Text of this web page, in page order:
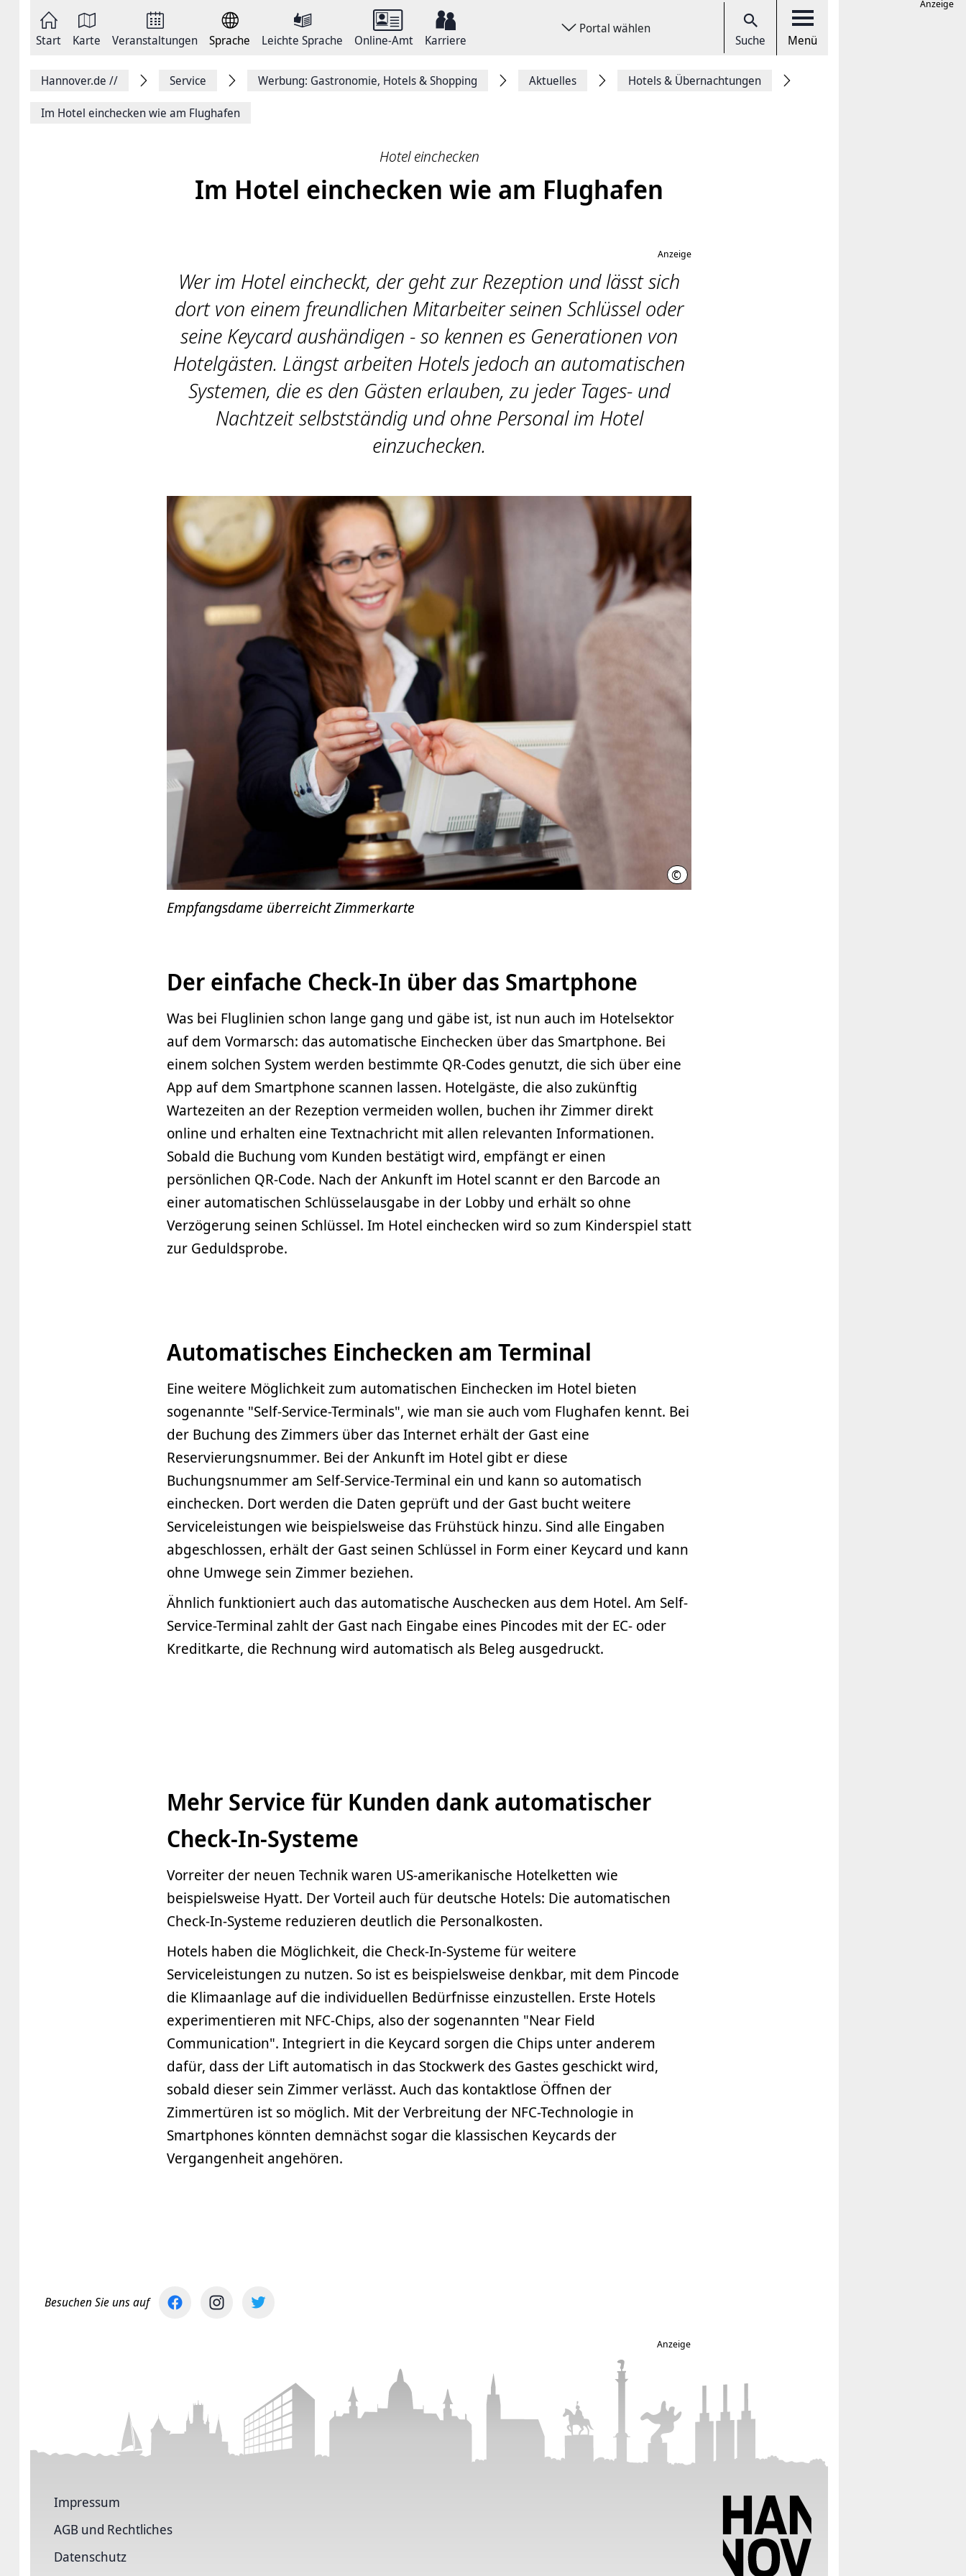
springen
Start Karte Veranstaltungen Sprache Leichte Sprache Online-Amt Karriere
Portal wählen
Suche Menü
FacebookHannover.de // Service Werbung: Gastronomie, Hotels & Shopping Aktuelles Hotels & Übernachtungen
Im Hotel einchecken wie am Flughafen
Hotel einchecken
Im Hotel einchecken wie am Flughafen
Anzeige
Wer im Hotel eincheckt, der geht zur Rezeption und lässt sich
dort von einem freundlichen Mitarbeiter seinen Schlüssel oder
seine Keycard aushändigen - so kennen es Generationen von
Hotelgästen. Längst arbeiten Hotels jedoch an automatischen
Systemen, die es den Gästen erlauben, zu jeder Tages- und
Nachtzeit selbstständig und ohne Personal im Hotel
einzuchecken.
© contrastwerkstatt - Fotolia.com
Empfangsdame überreicht Zimmerkarte
Der einfache Check-In über das Smartphone
Was bei Fluglinien schon lange gang und gäbe ist, ist nun auch im Hotelsektor
auf dem Vormarsch: das automatische Einchecken über das Smartphone. Bei
einem solchen System werden bestimmte QR-Codes genutzt, die sich über eine
App auf dem Smartphone scannen lassen. Hotelgäste, die also zukünftig
Wartezeiten an der Rezeption vermeiden wollen, buchen ihr Zimmer direkt
online und erhalten eine Textnachricht mit allen relevanten Informationen.
Sobald die Buchung vom Kunden bestätigt wird, empfängt er einen
persönlichen QR-Code. Nach der Ankunft im Hotel scannt er den Barcode an
einer automatischen Schlüsselausgabe in der Lobby und erhält so ohne
Verzögerung seinen Schlüssel. Im Hotel einchecken wird so zum Kinderspiel statt
zur Geduldsprobe.
Automatisches Einchecken am Terminal
Eine weitere Möglichkeit zum automatischen Einchecken im Hotel bieten
sogenannte "Self-Service-Terminals", wie man sie auch vom Flughafen kennt. Bei
der Buchung des Zimmers über das Internet erhält der Gast eine
Reservierungsnummer. Bei der Ankunft im Hotel gibt er diese
Buchungsnummer am Self-Service-Terminal ein und kann so automatisch
einchecken. Dort werden die Daten geprüft und der Gast bucht weitere
Serviceleistungen wie beispielsweise das Frühstück hinzu. Sind alle Eingaben
abgeschlossen, erhält der Gast seinen Schlüssel in Form einer Keycard und kann
ohne Umwege sein Zimmer beziehen.
Ähnlich funktioniert auch das automatische Auschecken aus dem Hotel. Am Self-
Service-Terminal zahlt der Gast nach Eingabe eines Pincodes mit der EC- oder
Kreditkarte, die Rechnung wird automatisch als Beleg ausgedruckt.
Mehr Service für Kunden dank automatischer
Check-In-Systeme
Vorreiter der neuen Technik waren US-amerikanische Hotelketten wie
beispielsweise Hyatt. Der Vorteil auch für deutsche Hotels: Die automatischen
Check-In-Systeme reduzieren deutlich die Personalkosten.
Hotels haben die Möglichkeit, die Check-In-Systeme für weitere
Serviceleistungen zu nutzen. So ist es beispielsweise denkbar, mit dem Pincode
die Klimaanlage auf die individuellen Bedürfnisse einzustellen. Erste Hotels
experimentieren mit NFC-Chips, also der sogenannten "Near Field
Communication". Integriert in die Keycard sorgen die Chips unter anderem
dafür, dass der Lift automatisch in das Stockwerk des Gastes geschickt wird,
sobald dieser sein Zimmer verlässt. Auch das kontaktlose Öffnen der
Zimmertüren ist so möglich. Mit der Verbreitung der NFC-Technologie in
Smartphones könnten demnächst sogar die klassischen Keycards der
Vergangenheit angehören.
Besuchen Sie uns auf
Anzeige
Impressum
AGB und Rechtliches
Datenschutz
Anzeige